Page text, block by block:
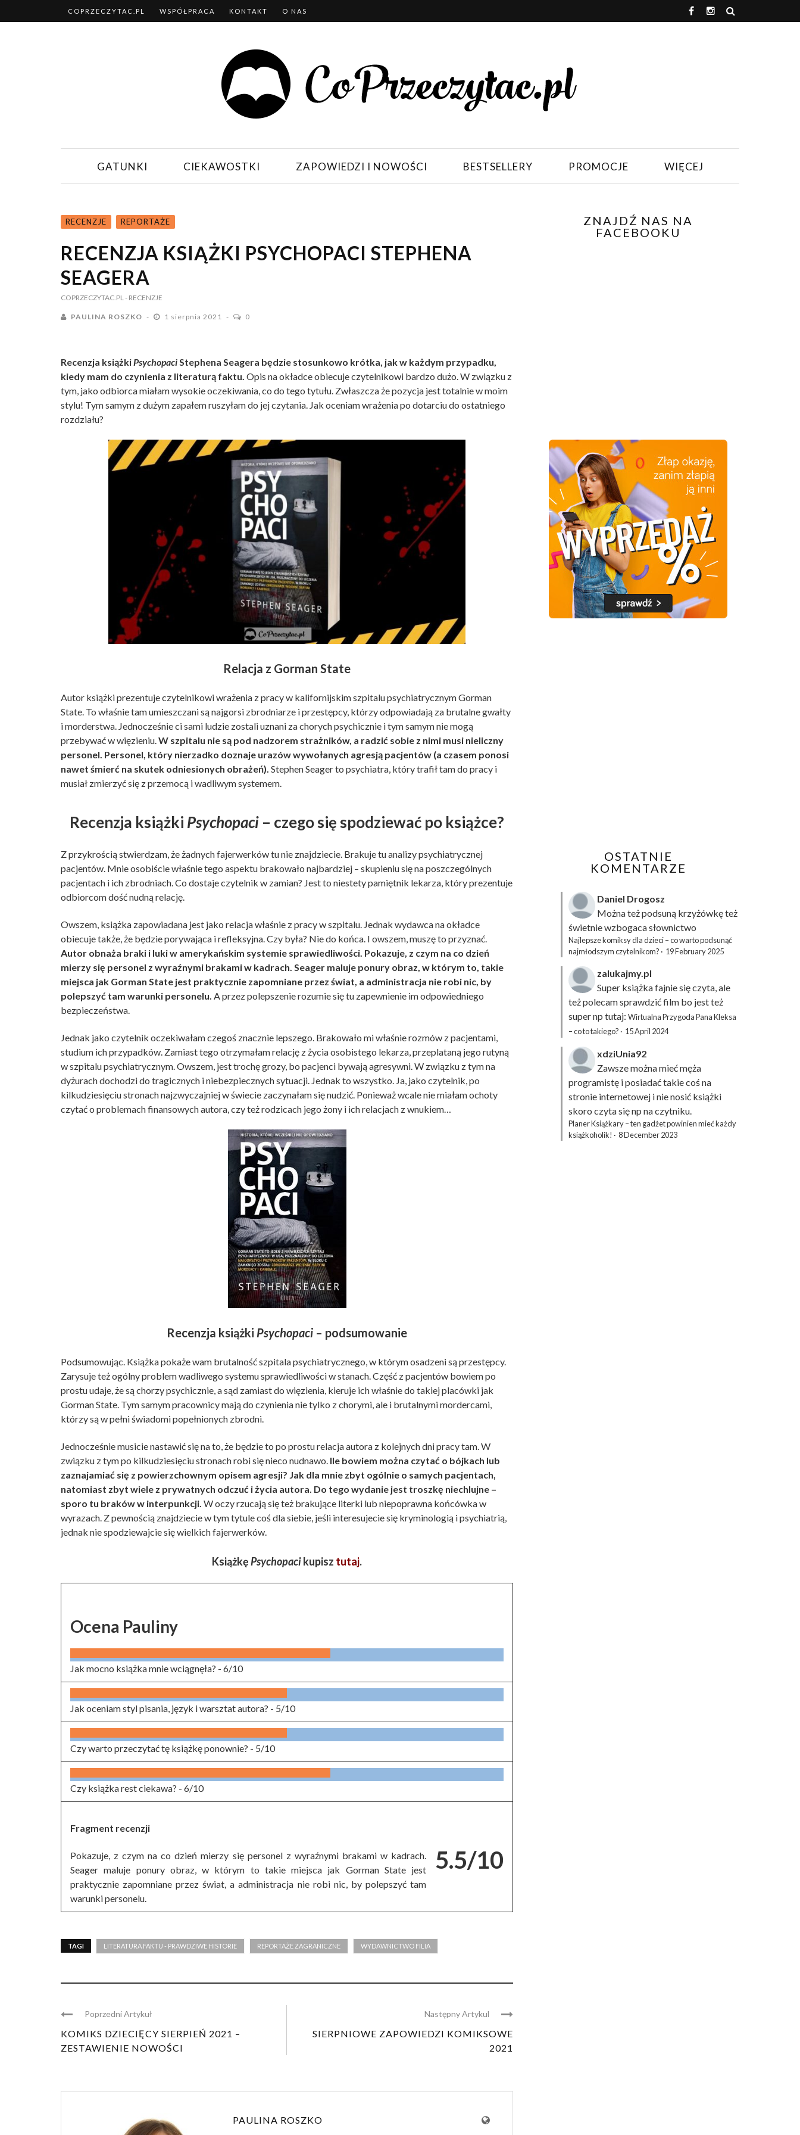
COPRZECZYTAC.PL WSPÓŁPRACA KONTAKT O NAS
GATUNKI CIEKAWOSTKI ZAPOWIEDZI I NOWOŚCI BESTSELLERY PROMOCJE WIĘCEJ
RECENZJE REPORTAŻE
RECENZJA KSIĄŻKI PSYCHOPACI STEPHENA
SEAGERA
COPRZECZYTAC.PL- RECENZJE
PAULINA ROSZKO 1 sierpnia 2021 0
Recenzja książkiPsychopaciStephena Seagera będzie stosunkowo krótka, jak w każdym przypadku,
kiedy mam do czynienia z literaturą faktu. Opis na okładce obiecuje czytelnikowi bardzo dużo. W związku z
tym, jako odbiorca miałam wysokie oczekiwania, co do tego tytułu. Zwłaszcza że pozycja jest totalnie w moim
stylu! Tym samym z dużym zapałem ruszyłam do jej czytania. Jak oceniam wrażenia po dotarciu do ostatniego
rozdziału?
Relacja z Gorman State
Autor książki prezentuje czytelnikowi wrażenia z pracy w kalifornijskim szpitalu psychiatrycznym Gorman
State. To właśnie tam umieszczani są najgorsi zbrodniarze i przestępcy, którzy odpowiadają za brutalne gwałty
i morderstwa. Jednocześnie ci sami ludzie zostali uznani za chorych psychicznie i tym samym nie mogą
przebywać w więzieniu.W szpitalu nie są pod nadzorem strażników, a radzić sobie z nimi musi nieliczny
personel. Personel, który nierzadko doznaje urazów wywołanych agresją pacjentów (a czasem ponosi
nawet śmierć na skutek odniesionych obrażeń). Stephen Seager to psychiatra, który trafił tam do pracy i
musiał zmierzyć się z przemocą i wadliwym systemem.
Recenzja książki Psychopaci – czego się spodziewać po książce?
Z przykrością stwierdzam, że żadnych fajerwerków tu nie znajdziecie. Brakuje tu analizy psychiatrycznej
pacjentów. Mnie osobiście właśnie tego aspektu brakowało najbardziej – skupieniu się na poszczególnych
pacjentach i ich zbrodniach. Co dostaje czytelnik w zamian? Jest to niestety pamiętnik lekarza, który prezentuje
odbiorcom dość nudną relację.
Owszem, książka zapowiadana jest jako relacja właśnie z pracy w szpitalu. Jednak wydawca na okładce
obiecuje także, że będzie porywająca i refleksyjna. Czy była? Nie do końca. I owszem, muszę to przyznać.
Autor obnaża braki i luki w amerykańskim systemie sprawiedliwości. Pokazuje, z czym na co dzień
mierzy się personel z wyraźnymi brakami w kadrach. Seager maluje ponury obraz, w którym to, takie
miejsca jak Gorman State jest praktycznie zapomniane przez świat, a administracja nie robi nic, by
polepszyć tam warunki personelu. A przez polepszenie rozumie się tu zapewnienie im odpowiedniego
bezpieczeństwa.
Jednak jako czytelnik oczekiwałam czegoś znacznie lepszego. Brakowało mi właśnie rozmów z pacjentami,
studium ich przypadków. Zamiast tego otrzymałam relację z życia osobistego lekarza, przeplataną jego rutyną
w szpitalu psychiatrycznym. Owszem, jest trochę grozy, bo pacjenci bywają agresywni. W związku z tym na
dyżurach dochodzi do tragicznych i niebezpiecznych sytuacji. Jednak to wszystko. Ja, jako czytelnik, po
kilkudziesięciu stronach najzwyczajniej w świecie zaczynałam się nudzić. Ponieważ wcale nie miałam ochoty
czytać o problemach finansowych autora, czy też rodzicach jego żony i ich relacjach z wnukiem…
Recenzja książki Psychopaci – podsumowanie
Podsumowując. Książka pokaże wam brutalność szpitala psychiatrycznego, w którym osadzeni są przestępcy.
Zarysuje też ogólny problem wadliwego systemu sprawiedliwości w stanach. Część z pacjentów bowiem po
prostu udaje, że są chorzy psychicznie, a sąd zamiast do więzienia, kieruje ich właśnie do takiej placówki jak
Gorman State. Tym samym pracownicy mają do czynienia nie tylko z chorymi, ale i brutalnymi mordercami,
którzy są w pełni świadomi popełnionych zbrodni.
Jednocześnie musicie nastawić się na to, że będzie to po prostu relacja autora z kolejnych dni pracy tam. W
związku z tym po kilkudziesięciu stronach robi się nieco nudnawo. Ile bowiem można czytać o bójkach lub
zaznajamiać się z powierzchownym opisem agresji? Jak dla mnie zbyt ogólnie o samych pacjentach,
natomiast zbyt wiele z prywatnych odczuć i życia autora. Do tego wydanie jest troszkę niechlujne –
sporo tu braków w interpunkcji. W oczy rzucają się też brakujące literki lub niepoprawna końcówka w
wyrazach. Z pewnością znajdziecie w tym tytule coś dla siebie, jeśli interesujecie się kryminologią i psychiatrią,
jednak nie spodziewajcie się wielkich fajerwerków.
KsiążkęPsychopacikupisz tutaj.
Ocena Pauliny
Jak mocno książka mnie wciągnęła? - 6/10
Jak oceniam styl pisania, język i warsztat autora? - 5/10
Czy warto przeczytać tę książkę ponownie? - 5/10
Czy książka rest ciekawa? - 6/10
5.5/10
Fragment recenzji
Pokazuje, z czym na co dzień mierzy się personel z wyraźnymi brakami w kadrach.
Seager maluje ponury obraz, w którym to takie miejsca jak Gorman State jest
praktycznie zapomniane przez świat, a administracja nie robi nic, by polepszyć tam
warunki personelu.
TAGI LITERATURA FAKTU - PRAWDZIWE HISTORIE REPORTAŻE ZAGRANICZNE WYDAWNICTWO FILIA
Poprzedni Artykuł
KOMIKS DZIECIĘCY SIERPIEŃ 2021 –
ZESTAWIENIE NOWOŚCI
Następny Artykul
SIERPNIOWE ZAPOWIEDZI KOMIKSOWE
2021
PAULINA ROSZKO
ZNAJDŹ NAS NA
FACEBOOKU
OSTATNIE
KOMENTARZE
Daniel Drogosz
Można też podsuną krzyżówkęteż
świetnie wzbogaca słownictwo
Najlepsze komiksy dla dzieci – co warto podsunąć
najmłodszym czytelnikom? · 19 February 2025
zalukajmy.pl
Super książka fajnie się czyta, ale
też polecam sprawdzić film bo jest też
super np tutaj: Wirtualna Przygoda Pana Kleksa
– co to takiego? · 15 April 2024
xdziUnia92
Zawsze można mieć męża
programistę i posiadać takie coś na
stronie internetowej i nie nosić książki
skoro czyta się np na czytniku.
Planer Książkary – ten gadżet powinien mieć każdy
książkoholik! · 8 December 2023